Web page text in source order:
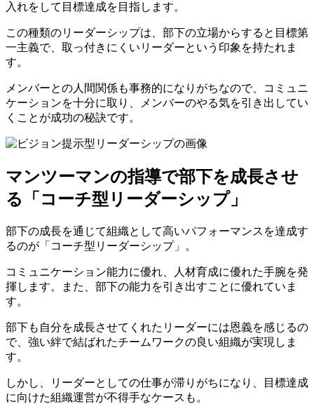
入れをして目標達成を目指します。
この種類のリーダーシップは、部下の立場からすると目標第
一主義で、取っ付きにくいリーダーという印象を持たれま
す。
メンバーとの人間関係も事務的になりがちなので、コミュニ
ケーションを十分に取り、メンバーのやる気を引き出してい
くことが成功の秘訣です。
マンツーマンの指導で部下を成長させ
る「コーチ型リーダーシップ」
部下の成長を通じて組織として高いパフォーマンスを達成す
るのが「コーチ型リーダーシップ」。
コミュニケーション能力に優れ、人材育成に優れた手腕を発
揮します。また、部下の能力を引き出すことに優れていま
す。
部下も自分を成長させてくれたリーダーには恩義を感じるの
で、強い絆で結ばれたチームワークの良い組織が実現しま
す。
しかし、リーダーとしての仕事が滞りがちになり、目標達成
に向けた組織運営が不得手なケースも。